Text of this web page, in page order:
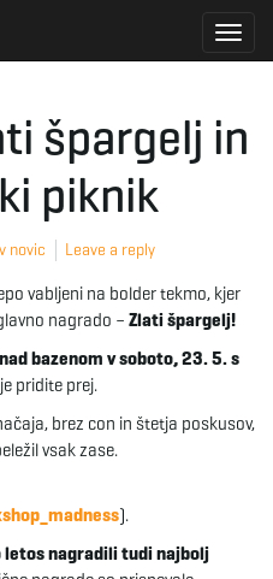
špargelj in
piknik
novic Leave a reply
vabljeni na bolder tekmo, kjer
nagrado – Zlati špargelj!
bazenom v soboto, 23. 5. s
pridite prej.
brez con in štetja poskusov,
vsak zase.
).
letos nagradili tudi najbolj